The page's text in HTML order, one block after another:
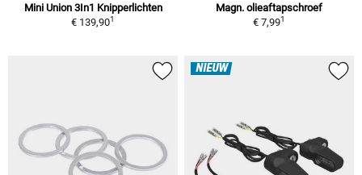
Mini Union 3In1 Knipperlichten
€ 139,901
Magn. olieaftapschroef
€ 7,991
NIEUW